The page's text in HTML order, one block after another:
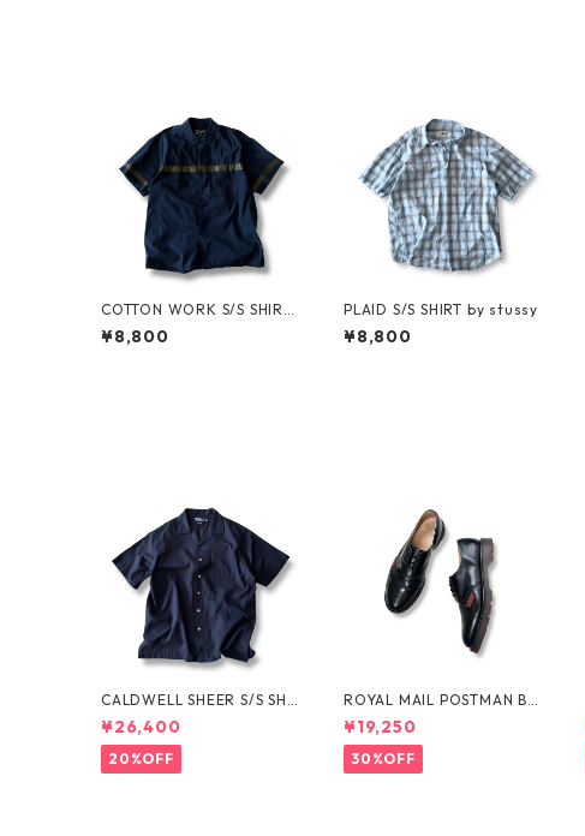
COTTON WORK S/S SHIRT
by stussy
¥8,800
PLAID S/S SHIRT by stussy
¥8,800
CALDWELL SHEER S/S SHI
RT by Polo Ralph Lauren
¥26,400
20%OFF
ROYAL MAIL POSTMAN BO
OTS by Dr.MARTENS
¥19,250
30%OFF